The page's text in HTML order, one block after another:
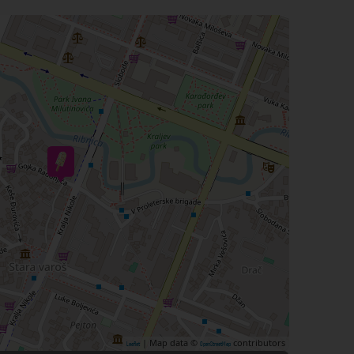
Leaflet | Map data © OpenStreetMap contributors